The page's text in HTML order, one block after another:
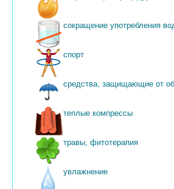
сокращение употребления
спорт
средства, защищающие от
теплые компрессы
травы, фитотерапия
увлажнение